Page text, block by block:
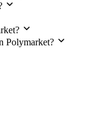
Polymarket?